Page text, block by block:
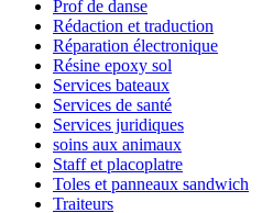
Prof de danse
Rédaction et traduction
Réparation électronique
Résine epoxy sol
Services bateaux
Services de santé
Services juridiques
soins aux animaux
Staff et placoplatre
Toles et panneaux sandwich
Traiteurs